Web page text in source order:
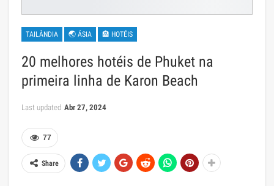
TAILÂNDIA 🌏 ÁSIA 🏨 HOTÉIS
20 melhores hotéis de Phuket na
primeira linha de Karon Beach
Last updated Abr 27, 2024
77
Share